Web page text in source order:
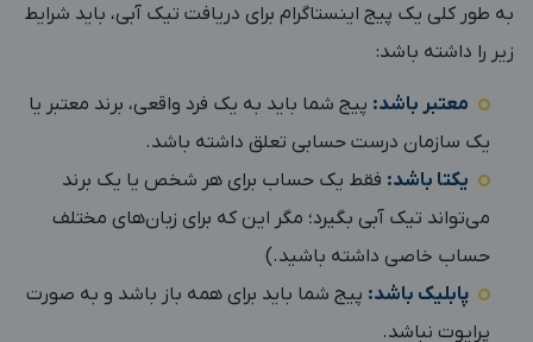
به طور کلی یک پیج اینستاگرام برای دریافت تیک آبی، باید شرایط
زیر را داشته باشد:
معتبر باشد: پیج شما باید به یک فرد واقعی، برند معتبر یا
یک سازمان درست حسابی تعلق داشته باشد.
یکتا باشد: فقط یک حساب برای هر شخص یا یک برند
می‌تواند تیک آبی بگیرد؛ مگر این که برای زبان‌های مختلف
حساب خاصی داشته باشید.)
پابلیک باشد: پیج شما باید برای همه باز باشد و به صورت
پرایوت نباشد.